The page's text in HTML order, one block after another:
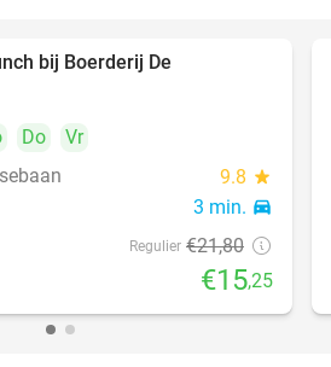
bij Boerderij De
Do
Vr
9.8 star
3 min. directions_car
Regulier €21,80
€15,25